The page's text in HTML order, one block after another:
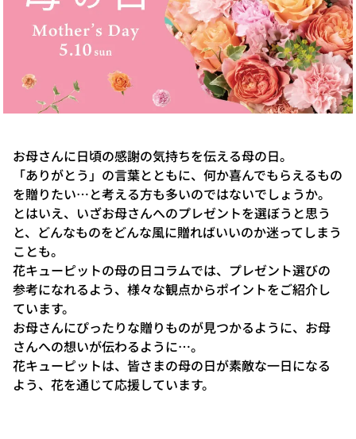
お母さんに日頃の感謝の気持ちを伝える母の日。
「ありがとう」の言葉とともに、何か喜んでもらえるもの
を贈りたい…と考える方も多いのではないでしょうか。
とはいえ、いざお母さんへのプレゼントを選ぼうと思う
と、どんなものをどんな風に贈ればいいのか迷ってしまう
ことも。
花キューピットの母の日コラムでは、プレゼント選びの
参考になれるよう、様々な観点からポイントをご紹介し
ています。
お母さんにぴったりな贈りものが見つかるように、お母
さんへの想いが伝わるように…。
花キューピットは、皆さまの母の日が素敵な一日になる
よう、花を通じて応援しています。